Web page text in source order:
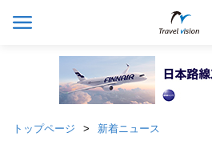
トップページ 新着ニュース